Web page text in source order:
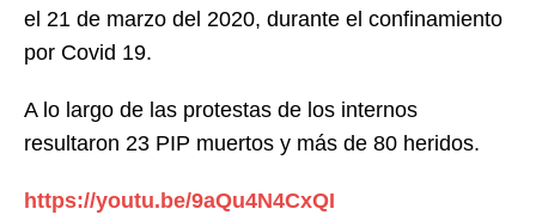
el 21 de marzo del 2020, durante el confinamiento
por Covid 19.
A lo largo de las protestas de los internos
resultaron 23 PIP muertos y más de 80 heridos.
https://youtu.be/9aQu4N4CxQI